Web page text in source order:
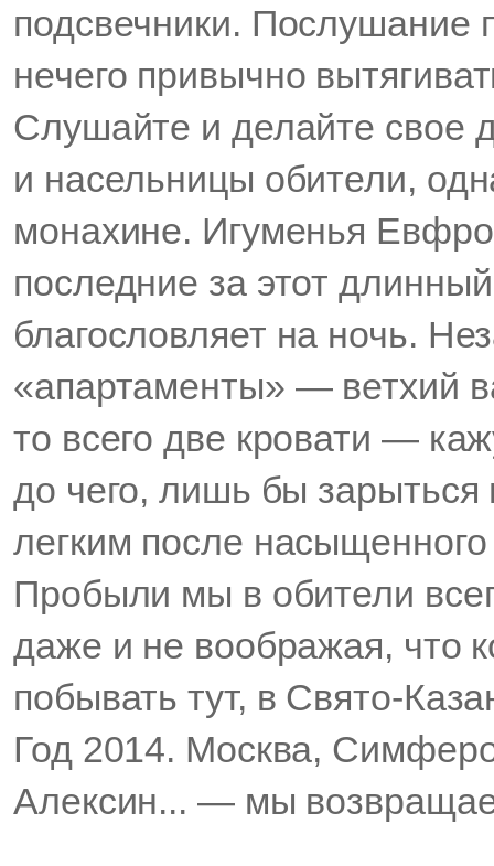
подсвечники. Послушание
нечего привычно
Слушайте и делайте свое
и насельницы обители,
монахине. Игуменья
последние за этот
благословляет на ночь.
«апартаменты» — ветхий
то всего две кровати —
до чего, лишь бы зарыться
легким после
Пробыли мы в обители
даже и не воображая, что
побывать тут, в Свято-
Год 2014. Москва,
Алексин... — мы